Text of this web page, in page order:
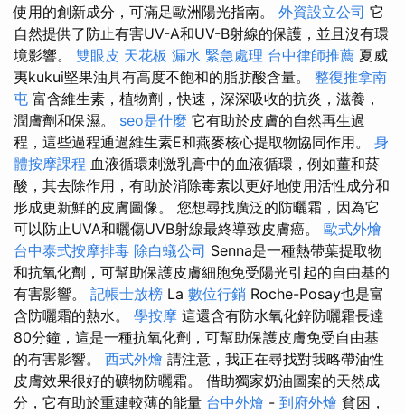
使用的創新成分，可滿足歐洲陽光指南。 外資設立公司 它
自然提供了防止有害UV-A和UV-B射線的保護，並且沒有環
境影響。 雙眼皮 天花板 漏水 緊急處理 台中律師推薦 夏威
夷kukui堅果油具有高度不飽和的脂肪酸含量。 整復推拿南
屯 富含維生素，植物劑，快速，深深吸收的抗炎，滋養，
潤膚劑和保濕。 seo是什麼 它有助於皮膚的自然再生過
程，這些過程通過維生素E和燕麥核心提取物協同作用。 身
體按摩課程 血液循環刺激乳膏中的血液循環，例如薑和菸
酸，其去除作用，有助於消除毒素以更好地使用活性成分和
形成更新鮮的皮膚圖像。 您想尋找廣泛的防曬霜，因為它
可以防止UVA和曬傷UVB射線最終導致皮膚癌。 歐式外燴
台中泰式按摩排毒 除白蟻公司 Senna是一種熱帶葉提取物
和抗氧化劑，可幫助保護皮膚細胞免受陽光引起的自由基的
有害影響。 記帳士放榜 La 數位行銷 Roche-Posay也是富
含防曬霜的熱水。 學按摩 這還含有防水氧化鋅防曬霜長達
80分鐘，這是一種抗氧化劑，可幫助保護皮膚免受自由基
的有害影響。 西式外燴 請注意，我正在尋找對我略帶油性
皮膚效果很好的礦物防曬霜。 借助獨家奶油圖案的天然成
分，它有助於重建較薄的能量 台中外燴 - 到府外燴 貧困，